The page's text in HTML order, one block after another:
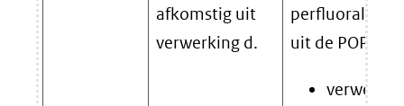
afkomstig uit
verwerking d.
uit de POP-